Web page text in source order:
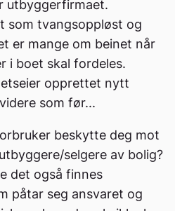
utbyggerfirmaet.
som tvangsoppløst og
er mange om beinet når
i boet skal fordeles.
opprettet nytt
som før...
beskytte deg mot
selgere av bolig?
det også finnes
påtar seg ansvaret og